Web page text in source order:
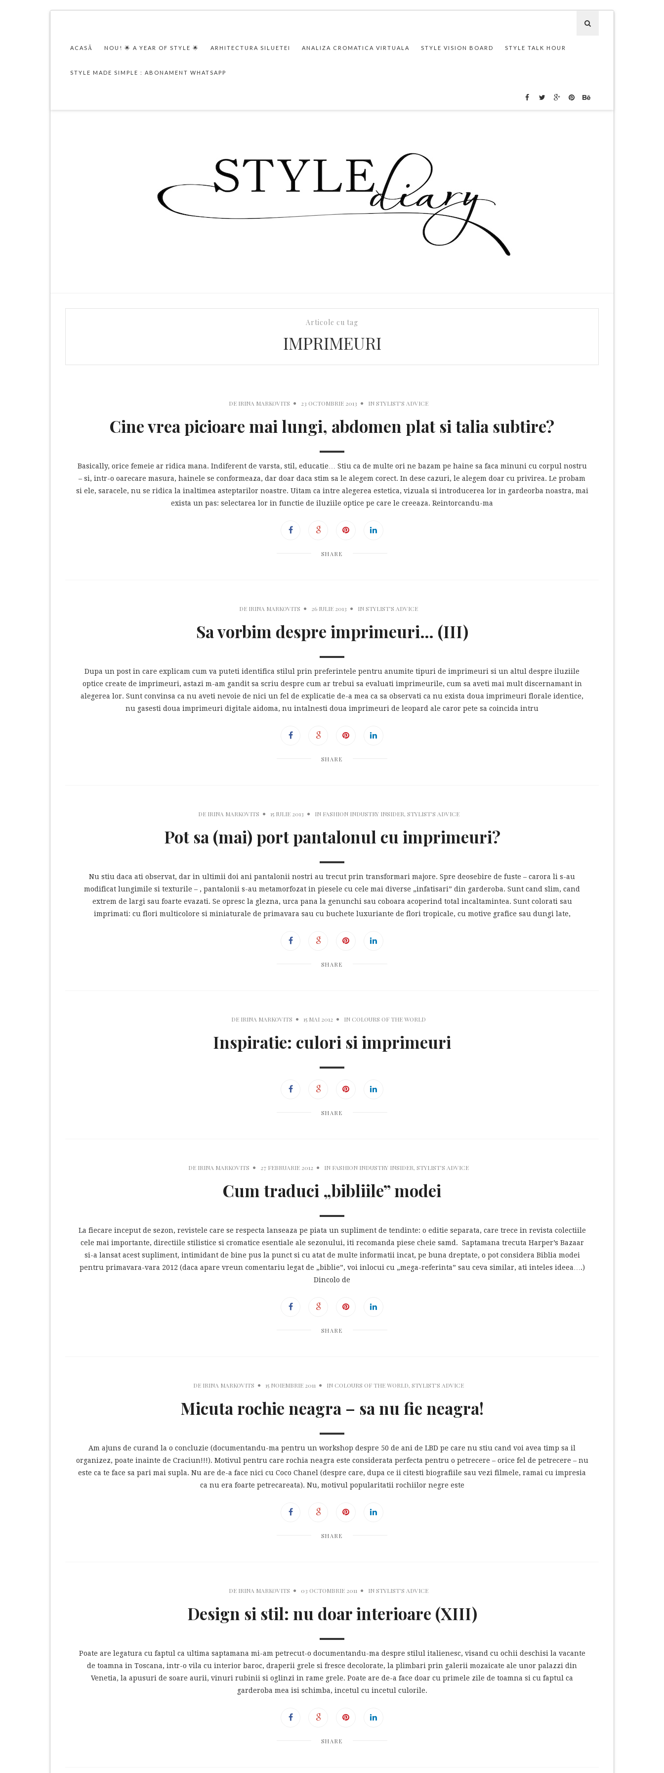
ACASĂ NOU! 🌟 A YEAR OF STYLE 🌟 ARHITECTURA SILUETEI ANALIZA CROMATICA VIRTUALA STYLE VISION BOARD STYLE TALK HOUR
STYLE MADE SIMPLE : ABONAMENT WHATSAPP
Articole cu tag
IMPRIMEURI
DE IRINA MARKOVITS 23 OCTOMBRIE 2013 IN STYLIST'S ADVICE
Cine vrea picioare mai lungi, abdomen plat si talia subtire?
Basically, orice femeie ar ridica mana. Indiferent de varsta, stil, educatie… Stiu ca de multe ori ne bazam pe haine sa faca minuni cu corpul nostru
– si, intr-o oarecare masura, hainele se conformeaza, dar doar daca stim sa le alegem corect. In dese cazuri, le alegem doar cu privirea. Le probam
si ele, saracele, nu se ridica la inaltimea asteptarilor noastre. Uitam ca intre alegerea estetica, vizuala si introducerea lor in gardeorba noastra, mai
exista un pas: selectarea lor in functie de iluziile optice pe care le creeaza. Reintorcandu-ma
SHARE
DE IRINA MARKOVITS 26 IULIE 2013 IN STYLIST'S ADVICE
Sa vorbim despre imprimeuri… (III)
Dupa un post in care explicam cum va puteti identifica stilul prin preferintele pentru anumite tipuri de imprimeuri si un altul despre iluziile
optice create de imprimeuri, astazi m-am gandit sa scriu despre cum ar trebui sa evaluati imprimeurile, cum sa aveti mai mult discernamant in
alegerea lor. Sunt convinsa ca nu aveti nevoie de nici un fel de explicatie de-a mea ca sa observati ca nu exista doua imprimeuri florale identice,
nu gasesti doua imprimeuri digitale aidoma, nu intalnesti doua imprimeuri de leopard ale caror pete sa coincida intru
SHARE
DE IRINA MARKOVITS 15 IULIE 2013 IN FASHION INDUSTRY INSIDER, STYLIST'S ADVICE
Pot sa (mai) port pantalonul cu imprimeuri?
Nu stiu daca ati observat, dar in ultimii doi ani pantalonii nostri au trecut prin transformari majore. Spre deosebire de fuste – carora li s-au
modificat lungimile si texturile – , pantalonii s-au metamorfozat in piesele cu cele mai diverse „infatisari” din garderoba. Sunt cand slim, cand
extrem de largi sau foarte evazati. Se opresc la glezna, urca pana la genunchi sau coboara acoperind total incaltamintea. Sunt colorati sau
imprimati: cu flori multicolore si miniaturale de primavara sau cu buchete luxuriante de flori tropicale, cu motive grafice sau dungi late,
SHARE
DE IRINA MARKOVITS 15 MAI 2012 IN COLOURS OF THE WORLD
Inspiratie: culori si imprimeuri
SHARE
DE IRINA MARKOVITS 27 FEBRUARIE 2012 IN FASHION INDUSTRY INSIDER, STYLIST'S ADVICE
Cum traduci „bibliile” modei
La fiecare inceput de sezon, revistele care se respecta lanseaza pe piata un supliment de tendinte: o editie separata, care trece in revista colectiile
cele mai importante, directiile stilistice si cromatice esentiale ale sezonului, iti recomanda piese cheie samd. Saptamana trecuta Harper’s Bazaar
si-a lansat acest supliment, intimidant de bine pus la punct si cu atat de multe informatii incat, pe buna dreptate, o pot considera Biblia modei
pentru primavara-vara 2012 (daca apare vreun comentariu legat de „biblie”, voi inlocui cu „mega-referinta” sau ceva similar, ati inteles ideea….)
Dincolo de
SHARE
DE IRINA MARKOVITS 15 NOIEMBRIE 2011 IN COLOURS OF THE WORLD, STYLIST'S ADVICE
Micuta rochie neagra – sa nu fie neagra!
Am ajuns de curand la o concluzie (documentandu-ma pentru un workshop despre 50 de ani de LBD pe care nu stiu cand voi avea timp sa il
organizez, poate inainte de Craciun!!!). Motivul pentru care rochia neagra este considerata perfecta pentru o petrecere – orice fel de petrecere – nu
este ca te face sa pari mai supla. Nu are de-a face nici cu Coco Chanel (despre care, dupa ce ii citesti biografiile sau vezi filmele, ramai cu impresia
ca nu era foarte petrecareata). Nu, motivul popularitatii rochiilor negre este
SHARE
DE IRINA MARKOVITS 03 OCTOMBRIE 2011 IN STYLIST'S ADVICE
Design si stil: nu doar interioare (XIII)
Poate are legatura cu faptul ca ultima saptamana mi-am petrecut-o documentandu-ma despre stilul italienesc, visand cu ochii deschisi la vacante
de toamna in Toscana, intr-o vila cu interior baroc, draperii grele si fresce decolorate, la plimbari prin galerii mozaicate ale unor palazzi din
Venetia, la apusuri de soare aurii, vinuri rubinii si oglinzi in rame grele. Poate are de-a face doar cu primele zile de toamna si cu faptul ca
garderoba mea isi schimba, incetul cu incetul culorile.
SHARE